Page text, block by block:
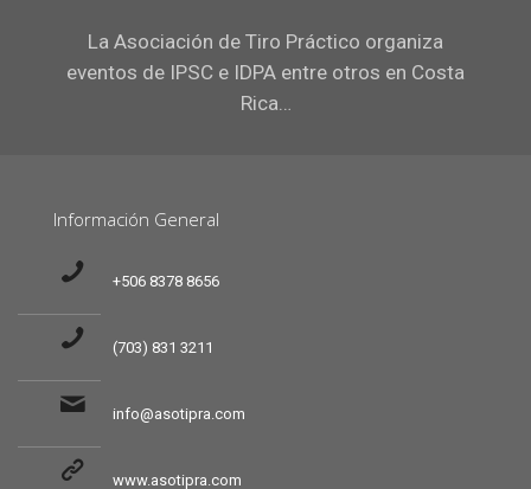
La Asociación de Tiro Práctico organiza
eventos de IPSC e IDPA entre otros en Costa
Rica…
Información General
+506 8378 8656
(703) 831 3211
info@asotipra.com
www.asotipra.com